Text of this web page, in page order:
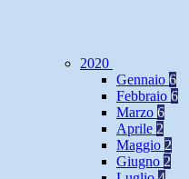
2020
Gennaio 6
Febbraio 6
Marzo 6
Aprile 2
Maggio 2
Giugno 2